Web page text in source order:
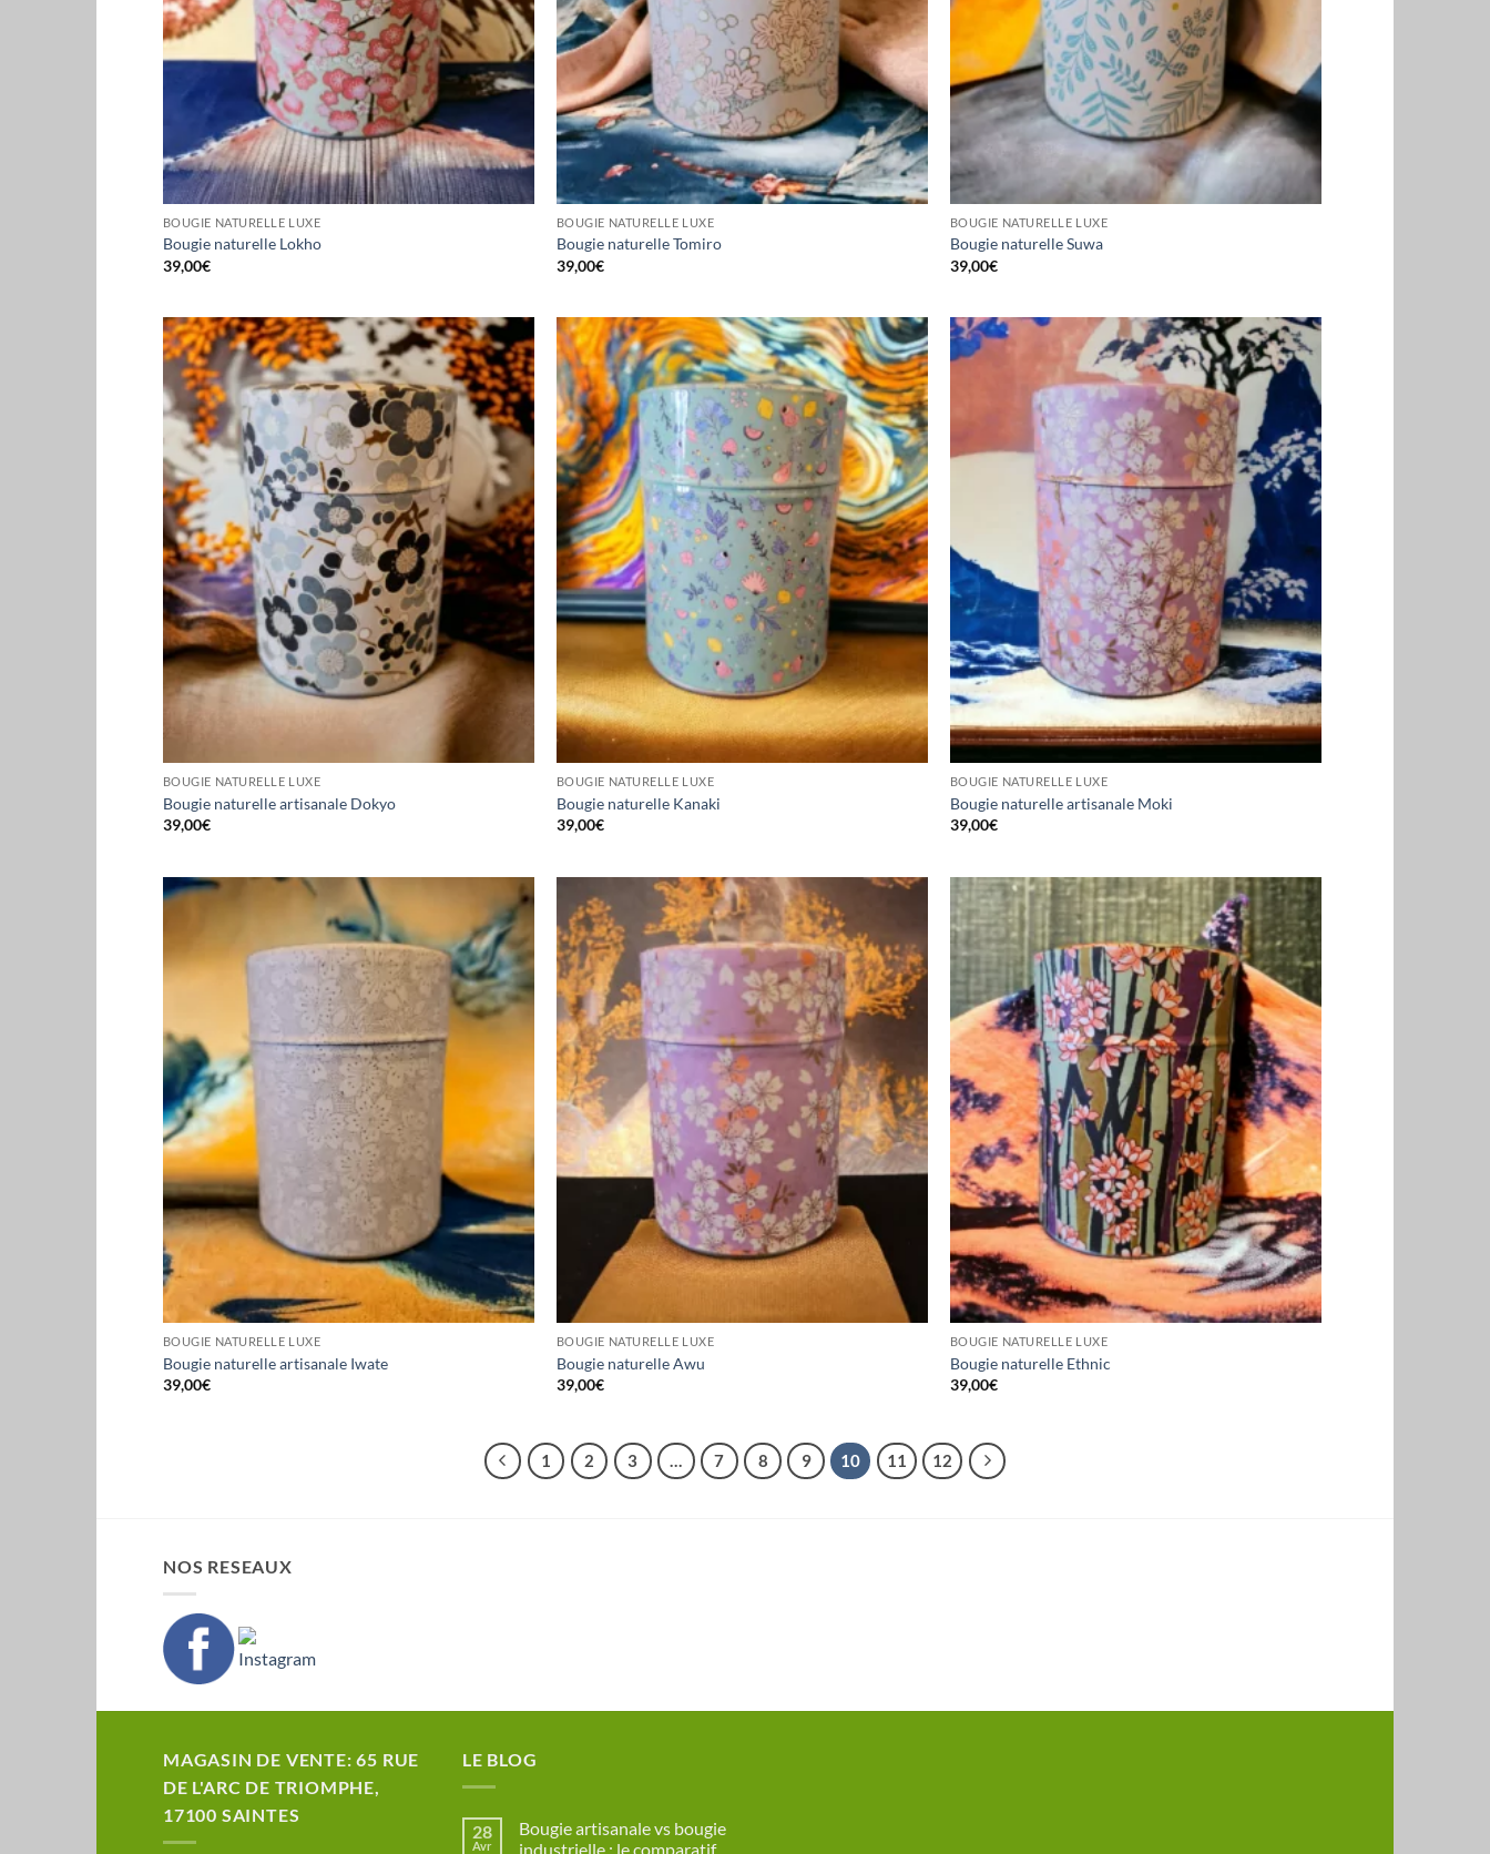
BOUGIE NATURELLE LUXE
Bougie naturelle Lokho
39,00€
BOUGIE NATURELLE LUXE
Bougie naturelle Tomiro
39,00€
BOUGIE NATURELLE LUXE
Bougie naturelle Suwa
39,00€
BOUGIE NATURELLE LUXE
Bougie naturelle artisanale Dokyo
39,00€
BOUGIE NATURELLE LUXE
Bougie naturelle Kanaki
39,00€
BOUGIE NATURELLE LUXE
Bougie naturelle artisanale Moki
39,00€
BOUGIE NATURELLE LUXE
Bougie naturelle artisanale Iwate
39,00€
BOUGIE NATURELLE LUXE
Bougie naturelle Awu
39,00€
BOUGIE NATURELLE LUXE
Bougie naturelle Ethnic
39,00€
1 2 3 … 7 8 9 10 11 12
NOS RESEAUX
MAGASIN DE VENTE: 65 RUE
DE L'ARC DE TRIOMPHE,
17100 SAINTES
LE BLOG
28
Avr
Bougie artisanale vs bougie
industrielle : le comparatif